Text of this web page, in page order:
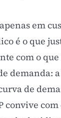
em
é o que
com o que
demanda: a
de
convive com